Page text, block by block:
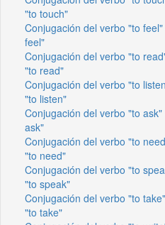
"to touch"
Conjugación del verbo "to
feel"
Conjugación del verbo "to
"to read"
Conjugación del verbo "to
"to listen"
Conjugación del verbo "to
ask"
Conjugación del verbo "to
"to need"
Conjugación del verbo "to
"to speak"
Conjugación del verbo "to
"to take"